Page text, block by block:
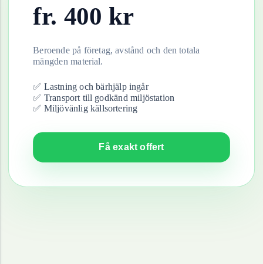
fr. 400 kr
Beroende på företag, avstånd och den totala
mängden material.
✅ Lastning och bärhjälp ingår
✅ Transport till godkänd miljöstation
✅ Miljövänlig källsortering
Få exakt offert